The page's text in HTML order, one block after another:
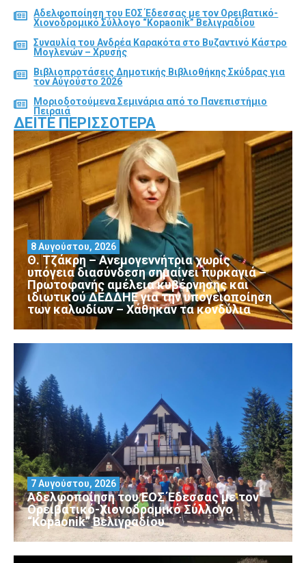
Αδελφοποίηση του ΕΟΣ Έδεσσας με τον Ορειβατικό-
Χιονοδρομικό Σύλλογο “Kopaonik” Βελιγραδίου
Συναυλία του Ανδρέα Καρακότα στο Βυζαντινό Κάστρο
Μογλενών – Χρυσής
Βιβλιοπροτάσεις Δημοτικής Βιβλιοθήκης Σκύδρας για
τον Αύγούστο 2026
Μοριοδοτούμενα Σεμινάρια από το Πανεπιστήμιο
Πειραιά
ΔΕΊΤΕ ΠΕΡΙΣΣΌΤΕΡΑ
Θ. Τζάκρη – Ανεμογεννήτρια χωρίς
υπόγεια διασύνδεση σημαίνει πυρκαγιά –
Πρωτοφανής αμέλεια κυβέρνησης και
ιδιωτικού ΔΕΔΔΗΕ για την υπογειοποίηση
των καλωδίων – Χάθηκαν τα κονδύλια
8 Αυγούστου, 2026
Αδελφοποίηση του ΕΟΣ Έδεσσας με τον
Ορειβατικό-Χιονοδρομικό Σύλλογο
“Kopaonik” Βελιγραδίου
7 Αυγούστου, 2026